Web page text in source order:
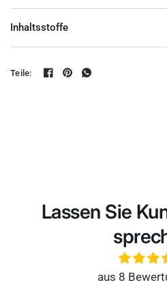
85 g
Inhaltsstoffe
Teile:
Lassen Sie
aus 8